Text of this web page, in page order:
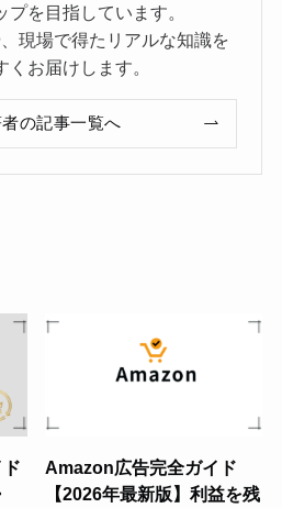
プを目指しています。
現場で得たリアルな知識を
くお届けします。
者の記事一覧へ
Amazon広告完全ガイド
【2026年最新版】利益を残